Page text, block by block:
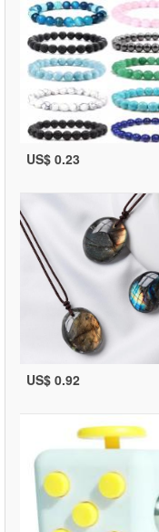
US$ 0.23
US$ 0.92